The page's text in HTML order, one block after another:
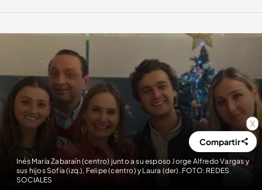
x
Inés María Zabaraín (centro) junto a su esposo Jorge Alfredo Vargas y
sus hijos Sofía (izq.), Felipe (centro) y Laura (der). FOTO: REDES
SOCIALES
Compartir